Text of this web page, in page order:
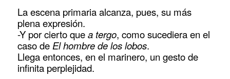
La escena primaria alcanza, pues, su más
plena expresión.
-Y por cierto quea tergo, como sucediera en el
caso de El hombre de los lobos.
Llega entonces, en el marinero, un gesto de
infinita perplejidad.